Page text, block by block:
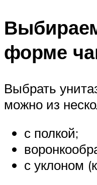
форме
Выбрать
можно из
с полкой;
с уклоном